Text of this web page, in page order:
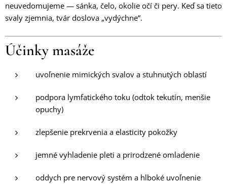
neuvedomujeme — sánka, čelo, okolie očí či pery. Keď sa tieto
svaly zjemnia, tvár doslova „vydýchne“.
Účinky masáže
uvoľnenie mimických svalov a stuhnutých oblastí
podpora lymfatického toku (odtok tekutín, menšie
opuchy)
zlepšenie prekrvenia a elasticity pokožky
jemné vyhladenie pleti a prirodzené omladenie
oddych pre nervový systém a hlboké uvoľnenie